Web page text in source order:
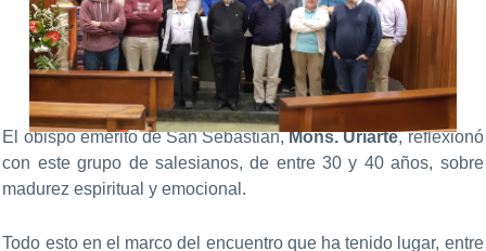
El obispo emérito de San Sebastián,Mons. Uriarte, reflexionó
con este grupo de salesianos, de entre 30 y 40 años, sobre
madurez espiritual y emocional.
Todo esto en el marco del encuentro que ha tenido lugar, entre